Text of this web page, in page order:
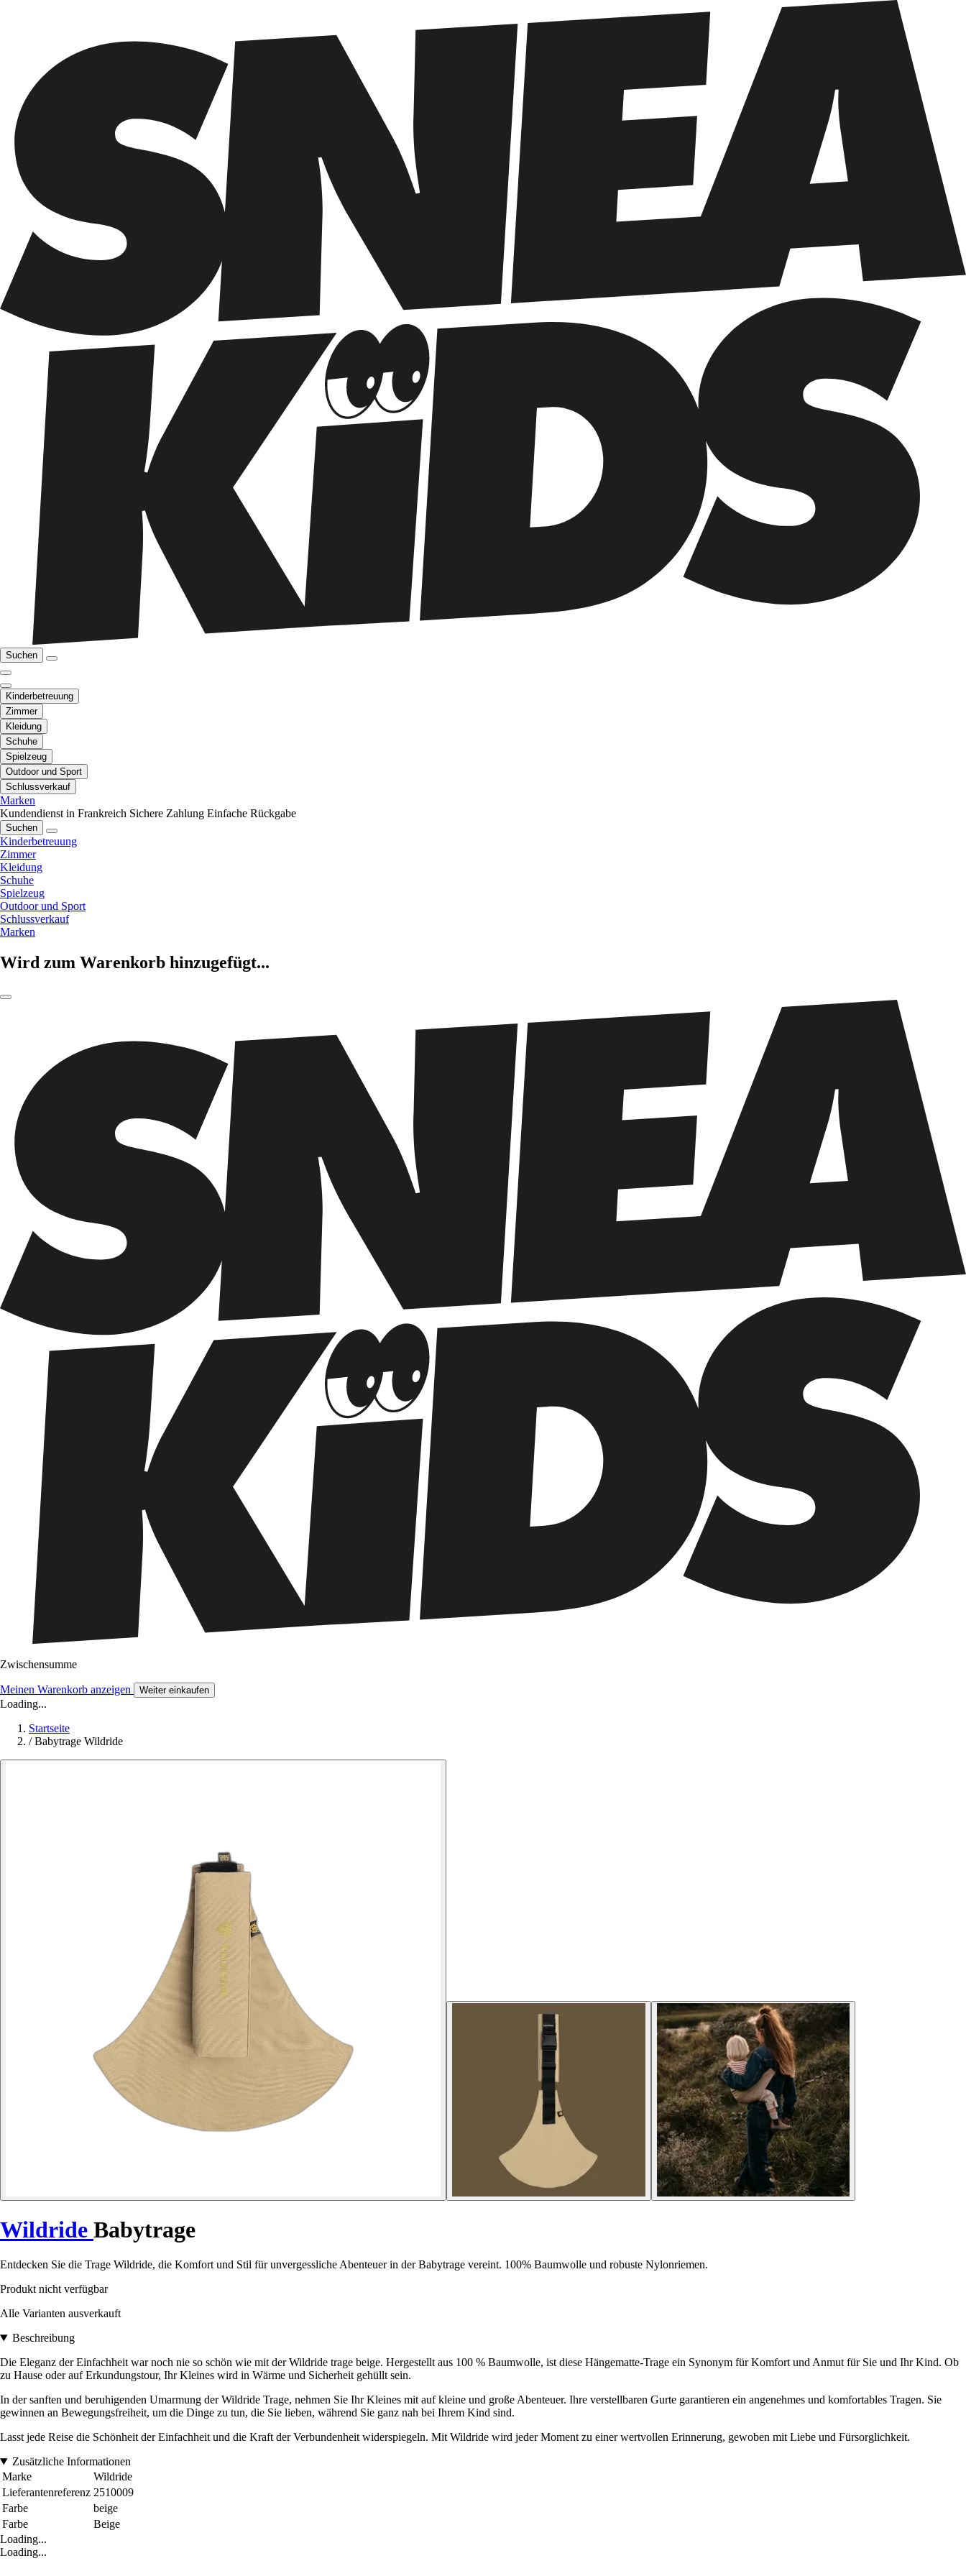
Suchen
Kinderbetreuung
Zimmer
Kleidung
Schuhe
Spielzeug
Outdoor und Sport
Schlussverkauf
Marken
Kundendienst in Frankreich Sichere Zahlung Einfache Rückgabe
Suchen
Kinderbetreuung
Zimmer
Kleidung
Schuhe
Spielzeug
Outdoor und Sport
Schlussverkauf
Marken
Wird zum Warenkorb hinzugefügt...
Zwischensumme
Meinen Warenkorb anzeigen Weiter einkaufen
Loading...
Startseite
/ Babytrage Wildride
Wildride Babytrage
Entdecken Sie die Trage Wildride, die Komfort und Stil für unvergessliche Abenteuer in der Babytrage vereint. 100% Baumwolle und robuste Nylonriemen.
Produkt nicht verfügbar
Alle Varianten ausverkauft
Beschreibung
Die Eleganz der Einfachheit war noch nie so schön wie mit der Wildride trage beige. Hergestellt aus 100 % Baumwolle, ist diese Hängematte-Trage ein Synonym für Komfort und Anmut für Sie und Ihr Kind. Ob
zu Hause oder auf Erkundungstour, Ihr Kleines wird in Wärme und Sicherheit gehüllt sein.
In der sanften und beruhigenden Umarmung der Wildride Trage, nehmen Sie Ihr Kleines mit auf kleine und große Abenteuer. Ihre verstellbaren Gurte garantieren ein angenehmes und komfortables Tragen. Sie
gewinnen an Bewegungsfreiheit, um die Dinge zu tun, die Sie lieben, während Sie ganz nah bei Ihrem Kind sind.
Lasst jede Reise die Schönheit der Einfachheit und die Kraft der Verbundenheit widerspiegeln. Mit Wildride wird jeder Moment zu einer wertvollen Erinnerung, gewoben mit Liebe und Fürsorglichkeit.
Zusätzliche Informationen
Marke
Wildride
Lieferantenreferenz 2510009
Farbe
beige
Farbe
Beige
Loading...
Loading...